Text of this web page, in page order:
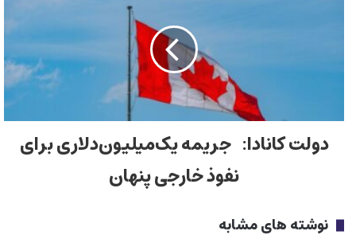
دولت کانادا: جریمه‌ یک‌میلیون‌دلاری برای
نفوذ خارجی پنهان
نوشته های مشابه